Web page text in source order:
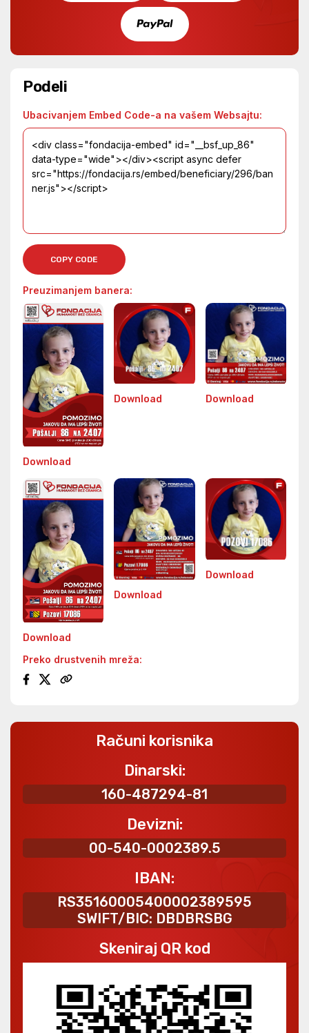
Podeli
Ubacivanjem Embed Code-a na vašem Websajtu:
COPY CODE
Preuzimanjem banera:
Download
Download Download
Download
Download
Download
Preko drustvenih mreža:
Računi korisnika
Dinarski:
160-487294-81
Devizni:
00-540-0002389.5
IBAN:
RS35160005400002389595
SWIFT/BIC: DBDBRSBG
Skeniraj QR kod